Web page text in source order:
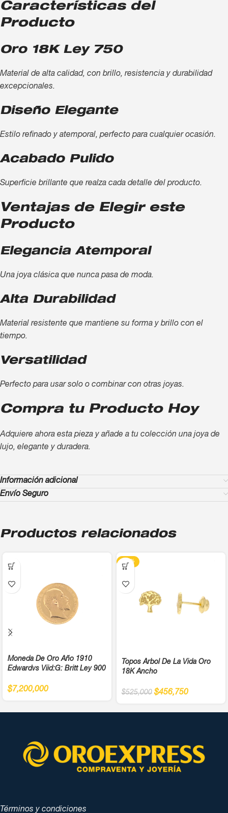
Características del
Producto
Oro 18K Ley 750
Material de alta calidad, con brillo, resistencia y durabilidad
excepcionales.
Diseño Elegante
Estilo refinado y atemporal, perfecto para cualquier ocasión.
Acabado Pulido
Superficie brillante que realza cada detalle del producto.
Ventajas de Elegir este
Producto
Elegancia Atemporal
Una joya clásica que nunca pasa de moda.
Alta Durabilidad
Material resistente que mantiene su forma y brillo con el
tiempo.
Versatilidad
Perfecto para usar solo o combinar con otras joyas.
Compra tu Producto Hoy
Adquiere ahora esta pieza y añade a tu colección una joya de
lujo, elegante y duradera.
Información adicional
Envío Seguro
Productos relacionados
Moneda De Oro Año 1910
Edwardvs Viid:G: Britt Ley 900
$7,200,000
-13%
Topos Árbol De La Vida Oro
18K Ancho
$525,000 $456,750
Términos y condiciones